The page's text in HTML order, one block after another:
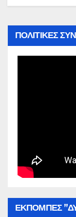
ΠΟΛΙΤΙΚΕΣ
ΕΚΠΟΜΠΕΣ